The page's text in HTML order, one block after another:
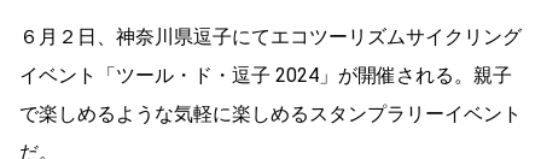
６月２日、神奈川県逗子にてエコツーリズムサイクリング
イベント「ツール・ド・逗子 2024」が開催される。親子
で楽しめるような気軽に楽しめるスタンプラリーイベント
だ。